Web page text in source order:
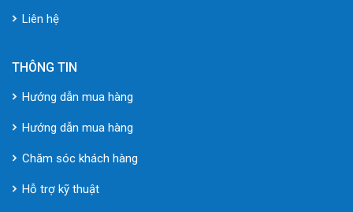
Liên hệ
THÔNG TIN
Hướng dẫn mua hàng
Hướng dẫn mua hàng
Chăm sóc khách hàng
Hỗ trợ kỹ thuật